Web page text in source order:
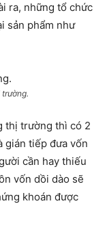
ra, những tổ chức
sản phẩm như
thị trường thì có 2
gián tiếp đưa vốn
cần hay thiếu
vốn dồi dào sẽ
khoán được